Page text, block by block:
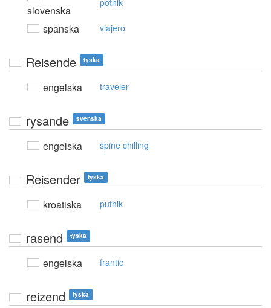
slovenska
potnik
spanska viajero
Reisende tyska
engelska traveler
rysande svenska
engelska spine chilling
Reisender tyska
kroatiska putnik
rasend tyska
engelska frantic
reizend tyska